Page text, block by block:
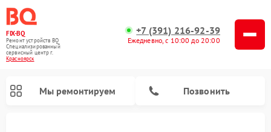
FIX-BQ
Ремонт устройств BQ
Специализированный
cервисный центр г.
Красноярск
+7 (391) 216-92-39
Ежедневно, с 10:00 до 20:00
Мы ремонтируем Позвонить